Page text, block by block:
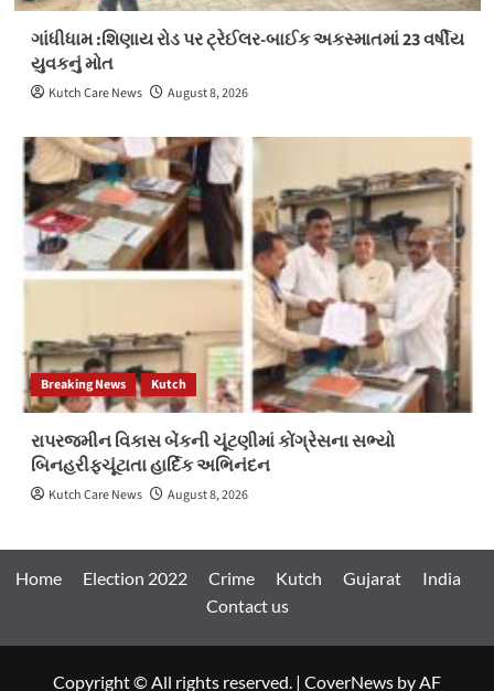
ગાંધીધામ :શિણાય રોડ પર ટ્રેઈલર-બાઈક અકસ્માતમાં 23 વર્ષીય
યુવકનું મોત
Kutch Care News August 8, 2026
Breaking News Kutch
રાપરજમીન વિકાસ બેંકની ચૂંટણીમાં કોંગ્રેસના સભ્યો
બિનહરીફચૂંટાતા હાર્દિક અભિનંદન
Kutch Care News August 8, 2026
Home Election 2022 Crime Kutch Gujarat
India
Contact us
Copyright © All rights reserved. | CoverNews by AF